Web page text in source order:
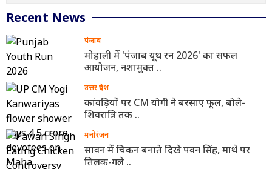
Recent News
पंजाब
मोहाली में 'पंजाब यूथ रन 2026' का सफल
आयोजन, नशामुक्त ..
उत्तर प्रदेश
कांवड़ियों पर CM योगी ने बरसाए फूल, बोले-
शिवरात्रि तक ..
मनोरंजन
सावन में चिकन बनाते दिखे पवन सिंह, माथे पर
तिलक-गले ..